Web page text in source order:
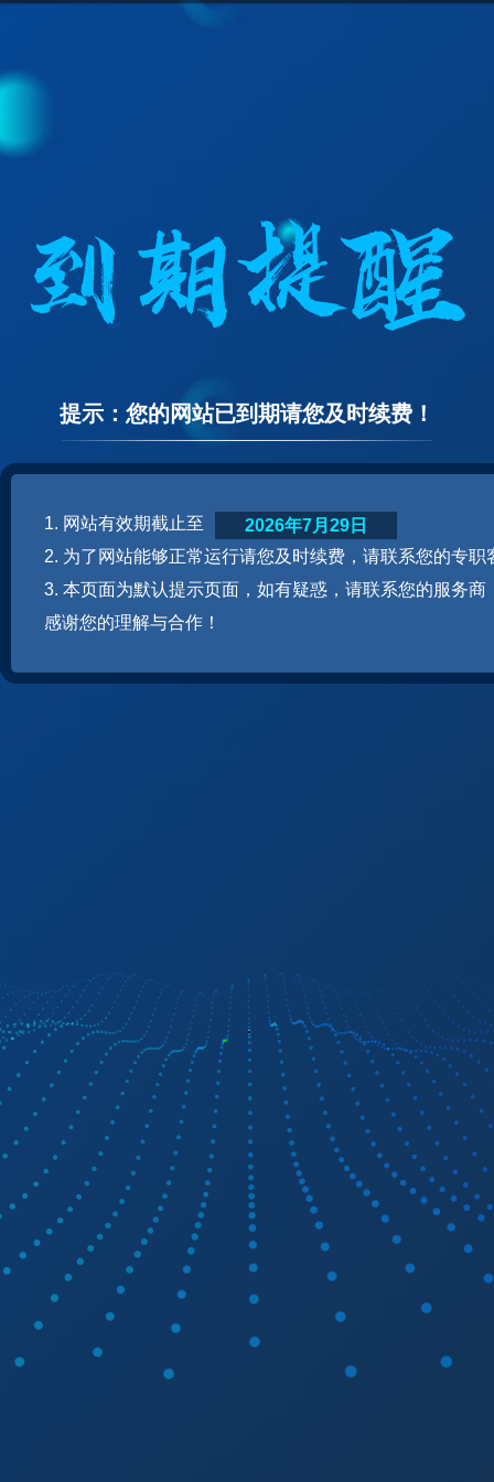
提示：您的网站已到期请您及时续费！
1. 网站有效期截止至
2. 为了网站能够正常运行请您及时续费，请联系您的专职
3. 本页面为默认提示页面，如有疑惑，请联系您的服务商
感谢您的理解与合作！
2026年7月29日